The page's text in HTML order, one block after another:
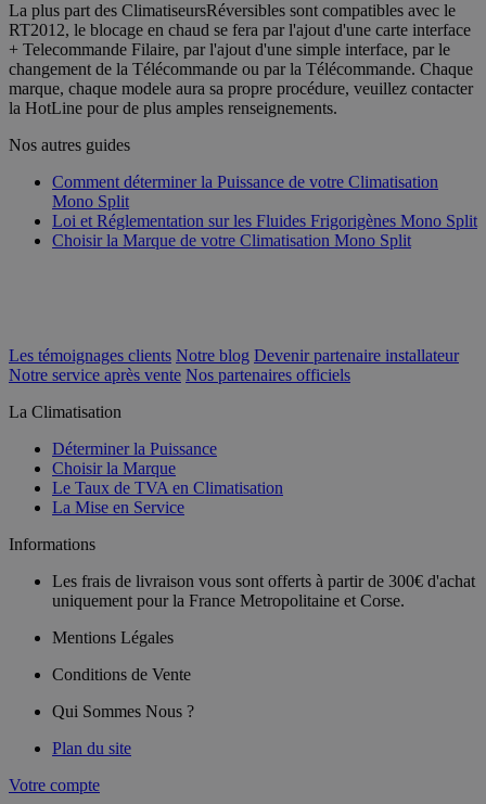
La plus part des ClimatiseursRéversibles sont compatibles avec le
RT2012, le blocage en chaud se fera par l'ajout d'une carte interface
+ Telecommande Filaire, par l'ajout d'une simple interface, par le
changement de la Télécommande ou par la Télécommande. Chaque
marque, chaque modele aura sa propre procédure, veuillez contacter
la HotLine pour de plus amples renseignements.
Nos autres guides
Comment déterminer la Puissance de votre Climatisation
Mono Split
Loi et Réglementation sur les Fluides Frigorigènes Mono Split
Choisir la Marque de votre Climatisation Mono Split
Les témoignages clients Notre blog Devenir partenaire installateur
Notre service après vente Nos partenaires officiels
La Climatisation
Déterminer la Puissance
Choisir la Marque
Le Taux de TVA en Climatisation
La Mise en Service
Informations
Les frais de livraison vous sont offerts à partir de 300€ d'achat
uniquement pour la France Metropolitaine et Corse.
Mentions Légales
Conditions de Vente
Qui Sommes Nous ?
Plan du site
Votre compte